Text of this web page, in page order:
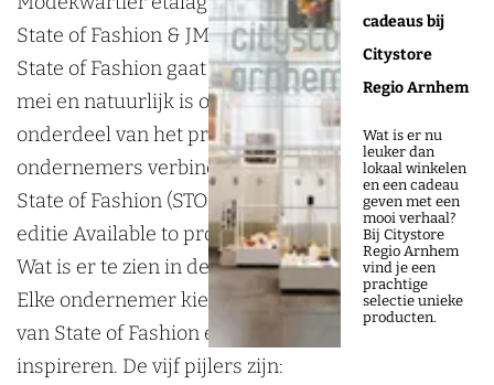
cadeaus bij
Citystore
Regio Arnhem
Wat is er nu
leuker dan
lokaal winkelen
en een cadeau
geven met een
mooi verhaal?
Bij Citystore
Regio Arnhem
vind je een
prachtige
selectie unieke
producten.
a
r
t
i
e
r
J
u
n
M
k
w
a
r
t
i
e
r
J
u
n
k
w
a
r
t
i
e
r
J
u
n
State of Fashion & JMM
State of Fashion gaat open voor publiek vanaf 14
mei en natuurlijk is ook het Modekwartier weer
onderdeel van het programma. Maar liefst 22
ondernemers verbinden zicht aan de thema’s van
State of Fashion (STOF), met als titel van de 2026
editie Available to promise.
Wat is er te zien in deze etalageroute?
Elke ondernemer kiest éen of meer van de pijlers
van State of Fashion en laat zich hierdoor
inspireren. De vijf pijlers zijn: